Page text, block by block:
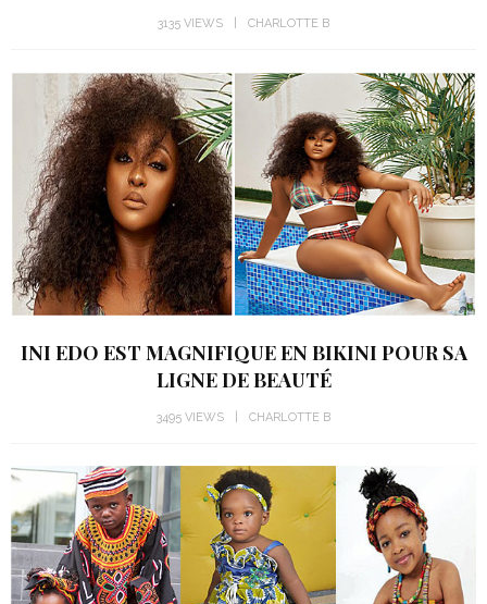
3135 VIEWS CHARLOTTE B
INI EDO EST MAGNIFIQUE EN BIKINI POUR SA
LIGNE DE BEAUTÉ
3495 VIEWS CHARLOTTE B